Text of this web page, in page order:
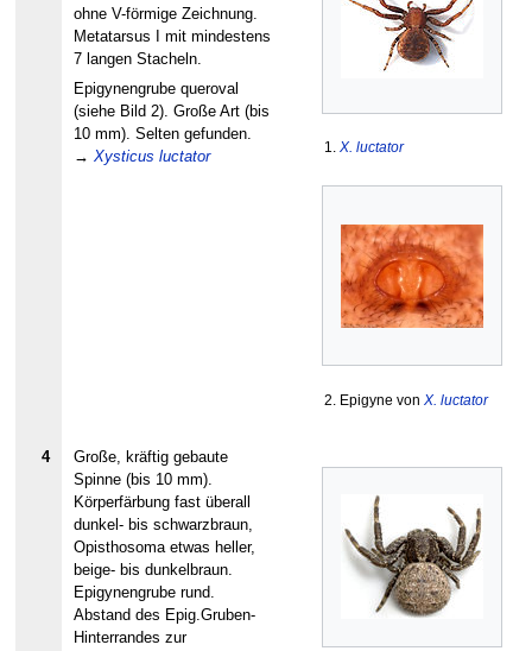
ohne V-förmige Zeichnung.
Metatarsus I mit mindestens
7 langen Stacheln.
Epigynengrube queroval
(siehe Bild 2). Große Art (bis
10 mm). Selten gefunden.
→ Xysticus luctator
1. X. luctator
2. Epigyne von X. luctator
4
Große, kräftig gebaute
Spinne (bis 10 mm).
Körperfärbung fast überall
dunkel- bis schwarzbraun,
Opisthosoma etwas heller,
beige- bis dunkelbraun.
Epigynengrube rund.
Abstand des Epig.Gruben-
Hinterrandes zur